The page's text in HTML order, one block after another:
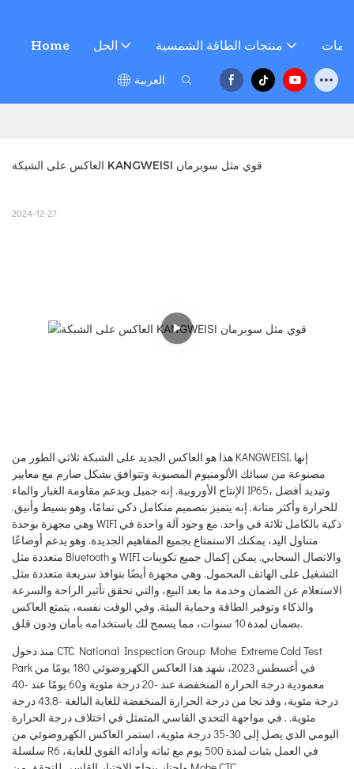
Home الحل منتجات الطاقة الشمسية
العربية
العاكس على الشبكة KANGWEISI قوي مثل سوبرمان
2024-12-27
هذا هو العاكس الجديد على الشبكة ثلاثي الطور من KANGWEISI. إنها
مصنوعة من سبائك الألومنيوم المصبوبة وتتوافق بشكل صارم مع معايير
الإنتاج الأوروبية. إنه جميل ويدعم مقاومة الغبار والماء IP65، وتبديد أفضل
للحرارة وأكثر متانة. إنه يتميز بتصميم متكامل ذكي تمامًا، وهو بسيط وأنيق.
وهي مجهزة بوحدة WIFI ذكية بالكامل ثلاثة في واحد. مع وجود آلة واحدة في
متناول اليد، يمكنك الاستمتاع بجميع المفاهيم الجديدة. وهو يدعم أوضاعًا
متعددة مثل Bluetooth و WIFI والاتصال السحابي. يمكن إكمال جميع تكوينات
التشغيل على الهاتف المحمول. وهي مجهزة أيضًا بنوافذ سريعة متعددة مثل
الاستعلام عن الضمان وخدمة ما بعد البيع، والتي تحقق تأثير الراحة والسرعة
والذكاء وتوفير الطاقة وحماية البيئة. وفي الوقت نفسه، يتمتع العاكس
بضمان لمدة 10 سنوات، مما يسمح لك باستخدامه بأمان ودون قلق.
منذ دخول CTC National Inspection Group Mohe Extreme Cold Test
Park في أغسطس 2023، شهد هذا العاكس الكهروضوئي 180 يومًا من
معمودية درجة الحرارة المنخفضة عند -20 درجة مئوية و60 يومًا عند -40
درجة مئوية، وقد نجا من درجة الحرارة المنخفضة للغاية البالغة -43.8 درجة
مئوية. . في مواجهة التحدي القاسي المتمثل في اختلاف درجة الحرارة
اليومي الذي يصل إلى 30-35 درجة مئوية، استمر العاكس الكهروضوئي من
سلسلة R6 في العمل بثبات لمدة 500 يوم مع ثباته وأدائه القوي للغاية،